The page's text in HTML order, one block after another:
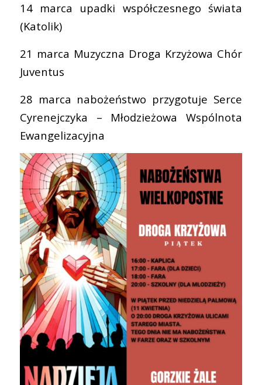
14 marca upadki współczesnego świata
(Katolik)
21 marca Muzyczna Droga Krzyżowa Chór
Juventus
28 marca nabożeństwo przygotuje Serce
Cyrenejczyka – Młodzieżowa Wspólnota
Ewangelizacyjna